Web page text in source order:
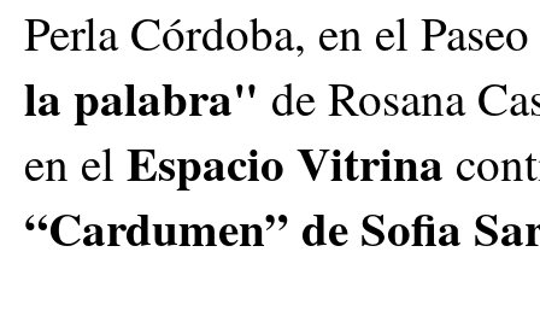
Perla Córdoba, en el
la palabra" de Rosana
en el Espacio Vitrina
“Cardumen” de Sofia